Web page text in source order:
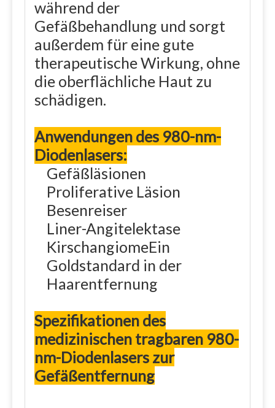
während der
Gefäßbehandlung und sorgt
außerdem für eine gute
therapeutische Wirkung, ohne
die oberflächliche Haut zu
schädigen.
Anwendungen des 980-nm-
Diodenlasers:
Gefäßläsionen
Proliferative Läsion
Besenreiser
Liner-Angitelektase
KirschangiomeEin
Goldstandard in der
Haarentfernung
Spezifikationen des
medizinischen tragbaren 980-
nm-Diodenlasers zur
Gefäßentfernung